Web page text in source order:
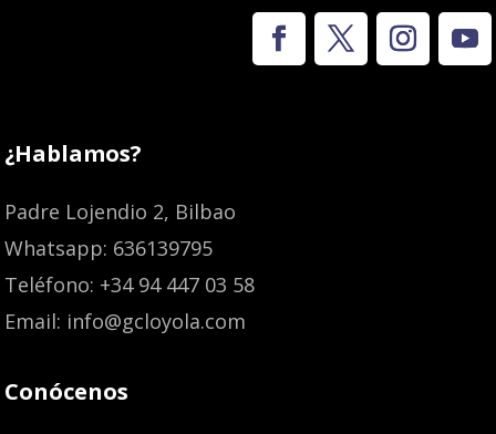
¿Hablamos?
Padre Lojendio 2, Bilbao
Whatsapp: 636139795
Teléfono: +34 94 447 03 58
Email: info@gcloyola.com
Conócenos